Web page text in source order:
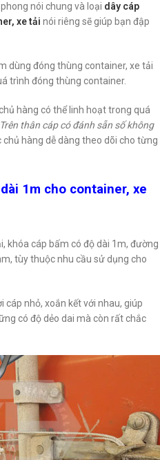
nói chung và loại dây cáp
xe tải nói riêng sẽ giúp bạn đập
dùng đóng thùng container, xe tải
trình đóng thùng container.
hàng có thể linh hoạt trong quá
Trên thân cáp có đánh sẵn số không
hàng dễ dàng theo dõi cho từng
1m cho container, xe
khóa cáp bấm có độ dài 1m, đường
tùy thuộc nhu cầu sử dụng cho
cáp nhỏ, xoắn kết với nhau, giúp
có độ dẻo dai mà còn rất chắc